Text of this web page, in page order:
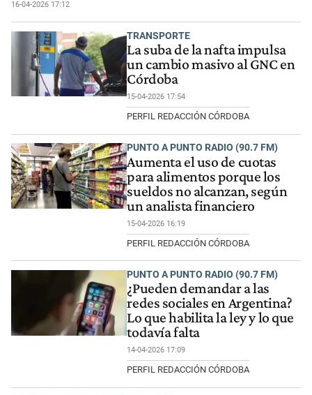
16-04-2026 17:12
TRANSPORTE
La suba de la nafta impulsa
un cambio masivo al GNC en
Córdoba
15-04-2026 17:54
PERFIL REDACCIÓN CÓRDOBA
PUNTO A PUNTO RADIO (90.7 FM)
Aumenta el uso de cuotas
para alimentos porque los
sueldos no alcanzan, según
un analista financiero
15-04-2026 16:19
PERFIL REDACCIÓN CÓRDOBA
PUNTO A PUNTO RADIO (90.7 FM)
¿Pueden demandar a las
redes sociales en Argentina?
Lo que habilita la ley y lo que
todavía falta
14-04-2026 17:09
PERFIL REDACCIÓN CÓRDOBA